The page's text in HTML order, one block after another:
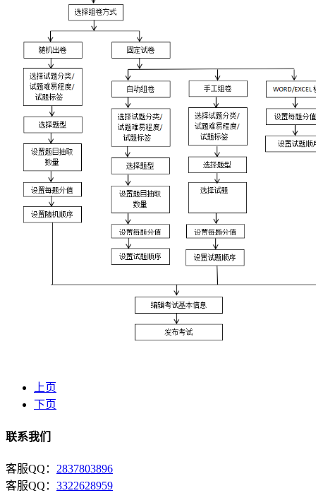
上页
下页
联系我们
客服QQ： 2837803896
客服QQ： 3322628959